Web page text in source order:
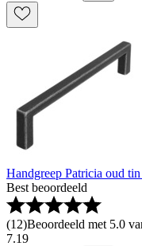
Handgreep Patricia oud
Best beoordeeld
(12)Beoordeeld met 5.0
7.19